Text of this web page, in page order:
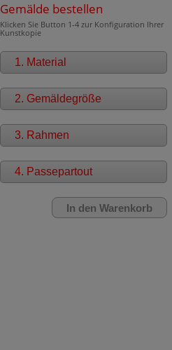
Gemälde bestellen
Klicken Sie Button 1-4 zur Konfiguration Ihrer
Kunstkopie
1. Material
2. Gemäldegröße
3. Rahmen
4. Passepartout